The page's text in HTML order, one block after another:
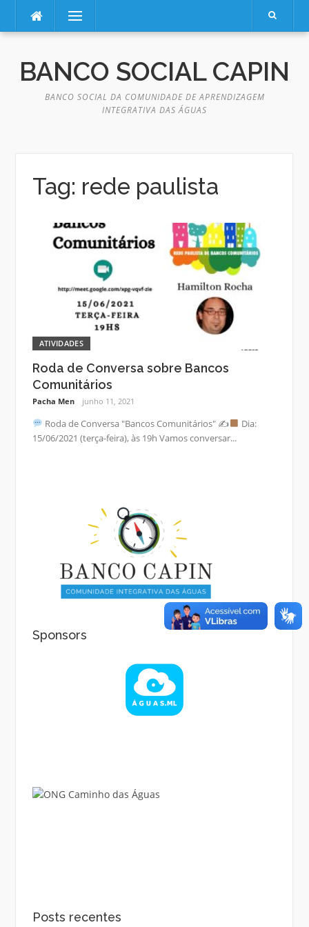
para
conteúdo
Menu
BANCO SOCIAL CAPIN
BANCO SOCIAL DA COMUNIDADE DE APRENDIZAGEM
INTEGRATIVA DAS ÁGUAS
Tag: rede paulista
ATIVIDADES
Roda de Conversa sobre Bancos
Comunitários
Pacha Men junho 11, 2021
Roda de Conversa "Bancos Comunitários" ✍
Dia:
15/06/2021 (terça-feira), às 19h Vamos conversar...
Sponsors
Posts recentes